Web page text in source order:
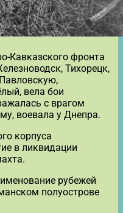
Кавказского фронта
Тихорецк,
вела бои
с врагом
воевала у Днепра.
корпуса
в ликвидации
рубежей
полуострове